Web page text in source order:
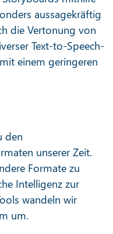
aussagekräftig
die Vertonung von
Text-to-Speech-
einem geringeren
den
unserer Zeit.
Formate zu
Intelligenz zur
wandeln wir
um.